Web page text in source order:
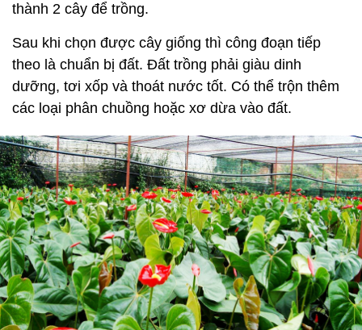
thành 2 cây để trồng.
Sau khi chọn được cây giống thì công đoạn tiếp
theo là chuẩn bị đất. Đất trồng phải giàu dinh
dưỡng, tơi xốp và thoát nước tốt. Có thể trộn thêm
các loại phân chuồng hoặc xơ dừa vào đất.